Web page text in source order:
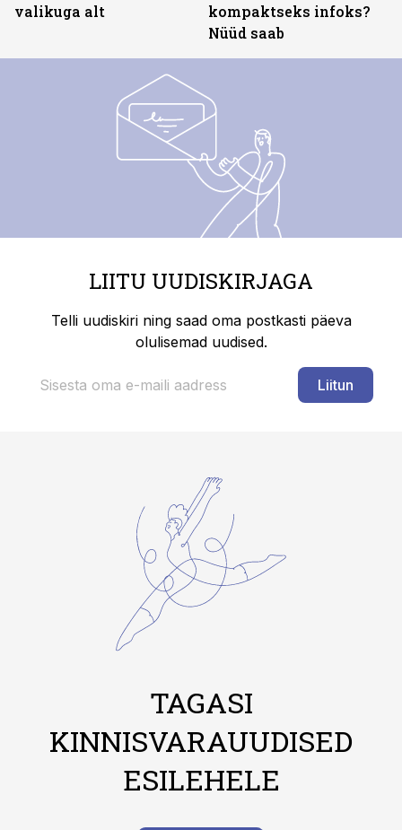
valikuga alt
kompaktseks infoks?
Nüüd saab
LIITU UUDISKIRJAGA
Telli uudiskiri ning saad oma postkasti päeva
olulisemad uudised.
Liitun
TAGASI
KINNISVARAUUDISED
ESILEHELE